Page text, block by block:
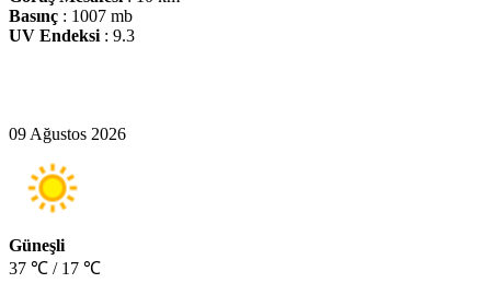
Basınç : 1007 mb
UV Endeksi : 9.3
09 Ağustos 2026
Güneşli
37 ℃ / 17 ℃